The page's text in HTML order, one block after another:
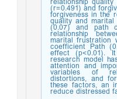
(r=0.491) and
forgiveness in the
quality and
(0.07) and path
relationship
marital
coefficient Path
effect (p<0.01).
research model
attention and
variables of
distortions, and
these factors, an
reduce distressed